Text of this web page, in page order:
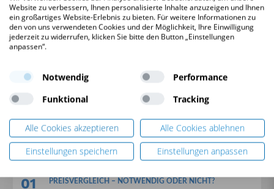
Die Rechtsfolgen für Probeführerscheinbesitzer und
Führerscheinbesitzer der Klassen AM, C, D und F bis 20
finden Siehier.
den anderen begleitenden Maßnahmen, wie dem
Untersuchung steht Ihnen unser Service Center gerne
fuehrerscheinweg@kfv.atzur Verfügung.
PREISVERGLEICH – NOTWENDIG ODER NICHT?
01
Website zu verbessern, Ihnen personalisierte Inhalte anzuzeigen und Ihnen
ein großartiges Website-Erlebnis zu bieten. Für weitere Informationen zu
den von uns verwendeten Cookies und der Möglichkeit, Ihre Einwilligung
jederzeit zu widerrufen, klicken Sie bitte den Button „Einstellungen
anpassen“.
Notwendig
Performance
Funktional
Tracking
Alle Cookies akzeptieren
Alle Cookies ablehnen
Einstellungen speichern
Einstellungen anpassen